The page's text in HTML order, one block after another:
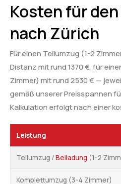
Kosten für
nach Zürich
Für einen Teilumzug (1-2
Distanz mit rund 1370 €, für
Zimmer) mit rund 2530 € —
gemäß unserer Preisspannen
Kalkulation erfolgt nach einer
Leistung
Teilumzug /Beiladung (1-2
Komplettumzug (3-4 Zimmer)